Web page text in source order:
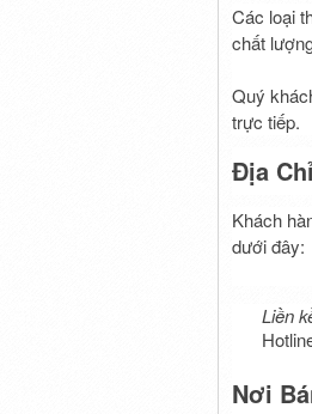
Các loại
chất
Quý
trực tiếp.
Địa
Khách
dưới đây:
Liền
Nơi